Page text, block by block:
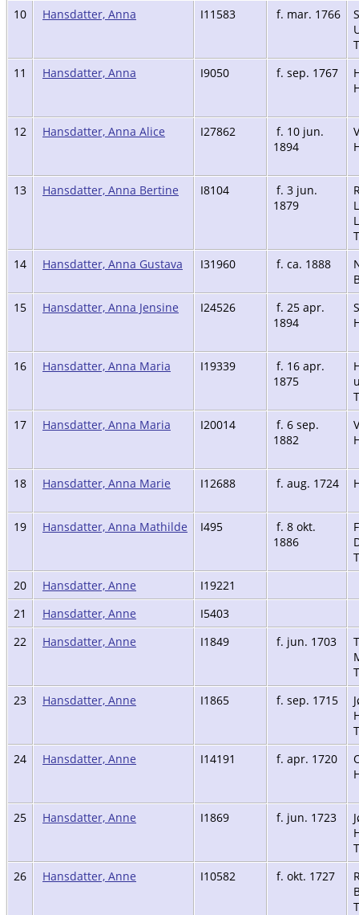
10
Hansdatter, Anna I11583 f. mar. 1766
11
Hansdatter, Anna I9050 f. sep. 1767
12 Hansdatter, Anna Alice I27862
f. 10 jun.
1894
13 Hansdatter, Anna Bertine I8104
f. 3 jun.
1879
14
Hansdatter, Anna Gustava I31960 f. ca. 1888
15
Hansdatter, Anna Jensine I24526
f. 25 apr.
1894
16 Hansdatter, Anna Maria I19339
f. 16 apr.
1875
17
Hansdatter, Anna Maria I20014
f. 6 sep.
1882
18 Hansdatter, Anna Marie I12688 f. aug. 1724
19 Hansdatter, Anna Mathilde I495
f. 8 okt.
1886
20
Hansdatter, Anne
I19221
21
Hansdatter, Anne
I5403
22
Hansdatter, Anne I1849 f. jun. 1703
23
Hansdatter, Anne I1865 f. sep. 1715
24
Hansdatter, Anne I14191 f. apr. 1720
25 Hansdatter, Anne I1869 f. jun. 1723
26
Hansdatter, Anne I10582 f. okt. 1727